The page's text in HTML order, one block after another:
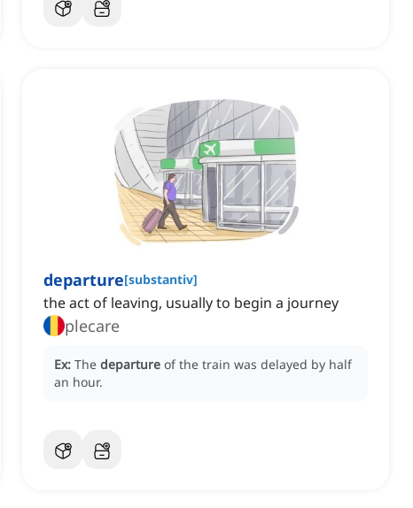
departure[substantiv]
the act of leaving, usually to begin a journey
plecare
Ex: The departure of the train was delayed by half
an hour.